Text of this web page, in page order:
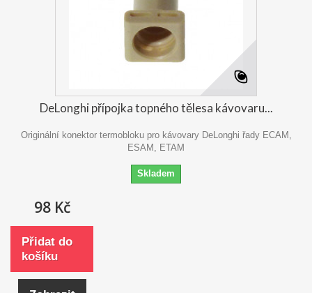
DeLonghi přípojka topného tělesa kávovaru...
Originální konektor termobloku pro kávovary DeLonghi řady ECAM,
ESAM, ETAM
Skladem
98 Kč
Přidat do
košíku